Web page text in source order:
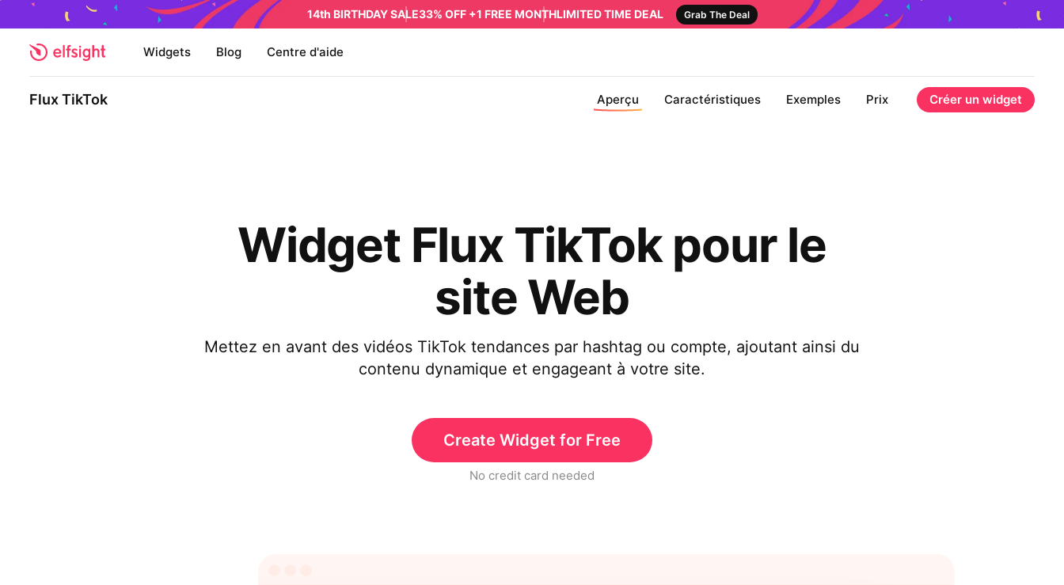
14th BIRTHDAY SALE33% OFF +1 FREE MONTHLIMITED TIME DEAL Grab The Deal
Widgets Blog Centre d'aide
Flux TikTok Aperçu Caractéristiques Exemples Prix Créer un widget
Widget Flux TikTok pour le
site Web
Mettez en avant des vidéos TikTok tendances par hashtag ou compte, ajoutant ainsi du
contenu dynamique et engageant à votre site.
Create Widget for Free
No credit card needed